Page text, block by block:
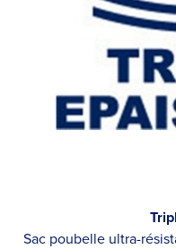
Sac poubelle ultra-